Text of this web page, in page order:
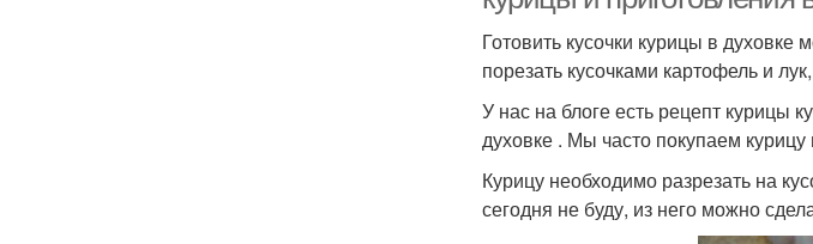
Готовить кусочки курицы в
порезать кусочками картофель и
У нас на блоге есть рецепт курицы
духовке . Мы часто покупаем курицу
Курицу необходимо разрезать на
сегодня не буду, из него можно